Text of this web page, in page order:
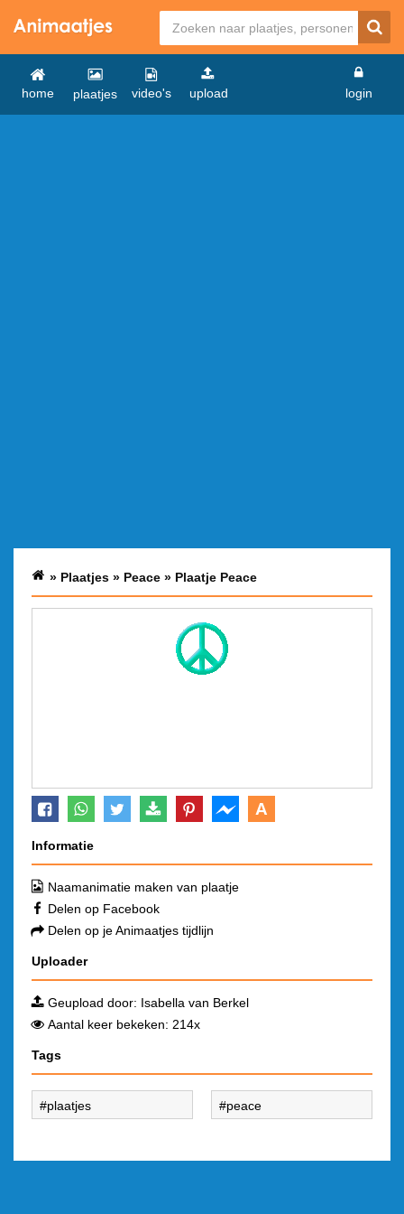
home plaatjes video's upload login
» Plaatjes » Peace » Plaatje Peace
A
Informatie
Naamanimatie maken van plaatje
Delen op Facebook
Delen op je Animaatjes tijdlijn
Uploader
Geupload door: Isabella van Berkel
Aantal keer bekeken: 214x
Tags
plaatjes peace